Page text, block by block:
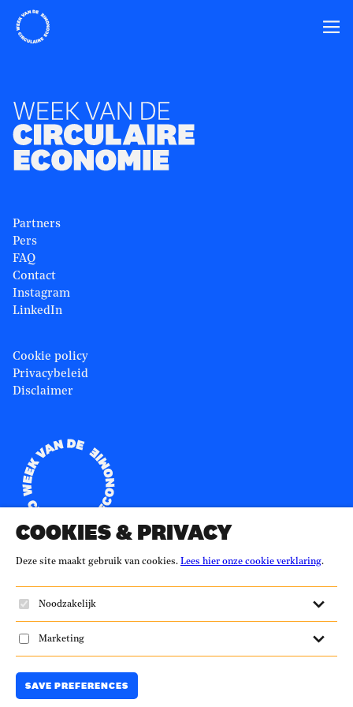
Home
Partners
Pers
FAQ
Contact
Instagram
LinkedIn
Cookie policy
Privacybeleid
Disclaimer
Partners
Ministerie Infrastructuur en Waterstaat
Alliander Het Groene Brein
Fibershed
Verpact Change Inc.
Duurzaam-ondernemen.nl
Versnellingshuis Duurzaamheid.nl